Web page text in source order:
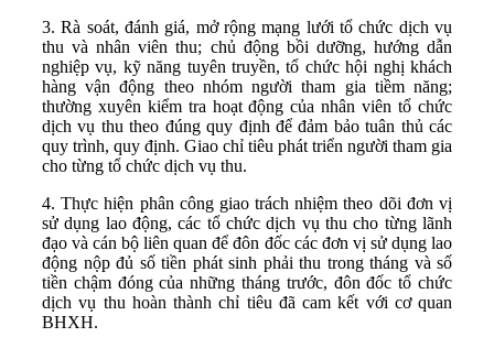
3. Rà soát, đánh giá, mở rộng mạng lưới tổ chức dịch vụ
thu và nhân viên thu; chủ động bồi dưỡng, hướng dẫn
nghiệp vụ, kỹ năng tuyên truyền, tổ chức hội nghị khách
hàng vận động theo nhóm người tham gia tiềm năng;
thường xuyên kiểm tra hoạt động của nhân viên tổ chức
dịch vụ thu theo đúng quy định để đảm bảo tuân thủ các
quy trình, quy định. Giao chỉ tiêu phát triển người tham gia
cho từng tổ chức dịch vụ thu.
4. Thực hiện phân công giao trách nhiệm theo dõi đơn vị
sử dụng lao động, các tổ chức dịch vụ thu cho từng lãnh
đạo và cán bộ liên quan để đôn đốc các đơn vị sử dụng lao
động nộp đủ số tiền phát sinh phải thu trong tháng và số
tiền chậm đóng của những tháng trước, đôn đốc tổ chức
dịch vụ thu hoàn thành chỉ tiêu đã cam kết với cơ quan
BHXH.